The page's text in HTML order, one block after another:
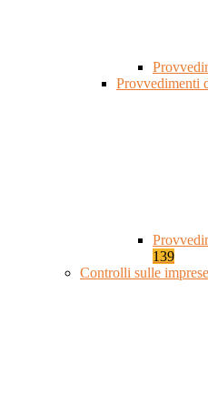
Provvedimenti
139
Controlli sulle imprese